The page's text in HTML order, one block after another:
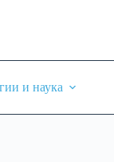
и наука